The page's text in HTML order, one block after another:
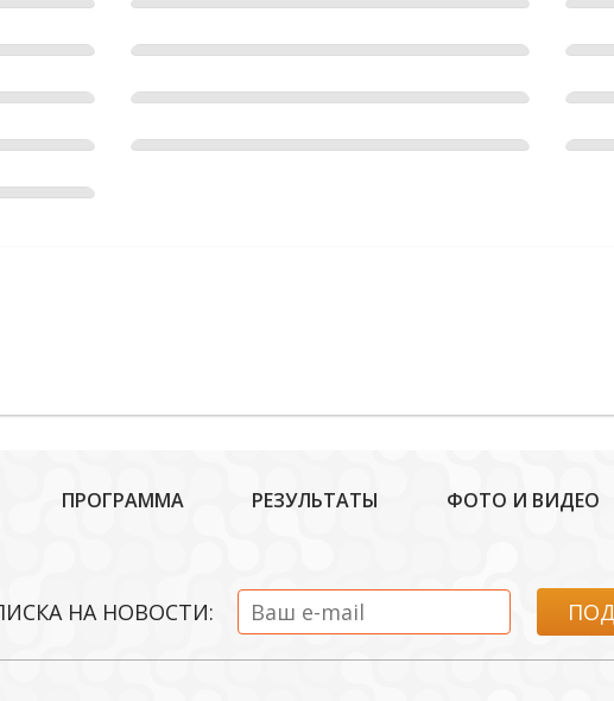
ПРОГРАММА РЕЗУЛЬТАТЫ
ФОТО И ВИДЕО
НА НОВОСТИ: